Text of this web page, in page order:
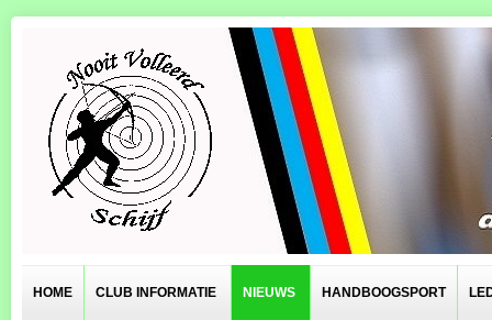
HOME CLUB INFORMATIE NIEUWS HANDBOOGSPORT